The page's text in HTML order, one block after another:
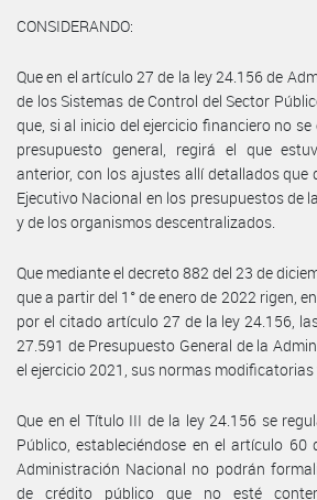
CONSIDERANDO:
Que en el artículo 27 de la ley 24.156 de
de los Sistemas de Control del Sector
que, si al inicio del ejercicio financiero no
presupuesto general, regirá el que
anterior, con los ajustes allí detallados que
Ejecutivo Nacional en los presupuestos de
y de los organismos descentralizados.
Que mediante el decreto 882 del 23 de
que a partir del 1° de enero de 2022 rigen,
por el citado artículo 27 de la ley 24.156,
27.591 de Presupuesto General de la
el ejercicio 2021, sus normas
Que en el Título III de la ley 24.156 se
Público, estableciéndose en el artículo 60
Administración Nacional no podrán
de crédito público que no esté